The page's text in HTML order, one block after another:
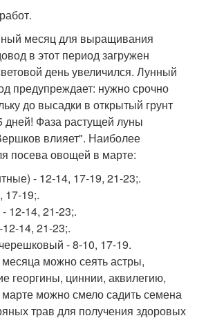
месяц для выращивания
в этот период загружен
день увеличился. Лунный
предупреждает: нужно срочно
до высадки в открытый грунт
дней! Фаза растущей луны
влияет". Наиболее
посева овощей в марте:
- 12-14, 17-19, 21-23;.
17-19;.
12-14, 21-23;.
14, 21-23;.
- 8-10, 17-19.
можно сеять астры,
георгины, циннии, аквилегию,
можно смело садить семена
трав для получения здоровых